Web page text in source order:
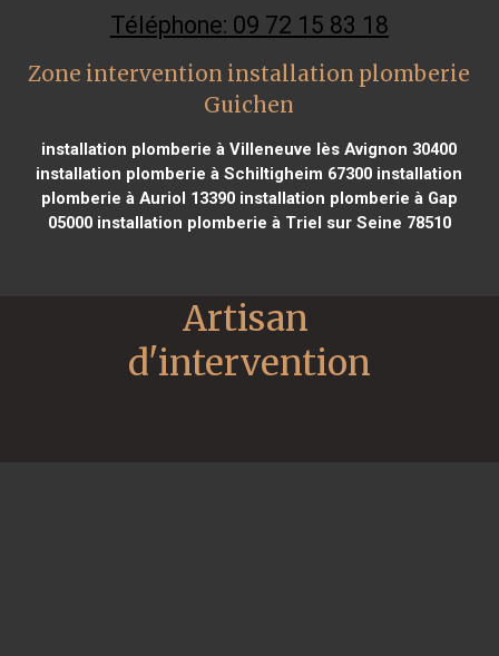
Téléphone: 09 72 15 83 18
Zone intervention installation plomberie
Guichen
installation plomberie à Villeneuve lès Avignon 30400
installation plomberie à Schiltigheim 67300 installation
plomberie à Auriol 13390installation plomberie à Gap
05000installation plomberie à Triel sur Seine 78510
Artisan
d'intervention